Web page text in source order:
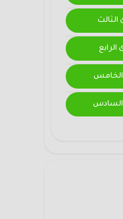
الثالث
الخامس
السادس